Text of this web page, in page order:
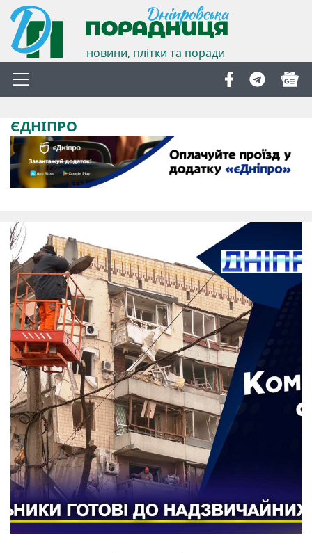
новини, плітки та поради
ЄДНІПРО